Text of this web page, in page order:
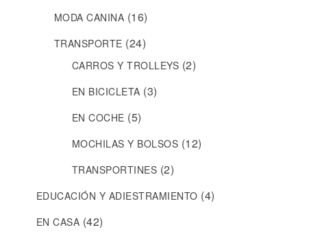
MODA CANINA (16)
TRANSPORTE (24)
CARROS Y TROLLEYS (2)
EN BICICLETA (3)
EN COCHE (5)
MOCHILAS Y BOLSOS (12)
TRANSPORTINES (2)
EDUCACIÓN Y ADIESTRAMIENTO (4)
EN CASA (42)